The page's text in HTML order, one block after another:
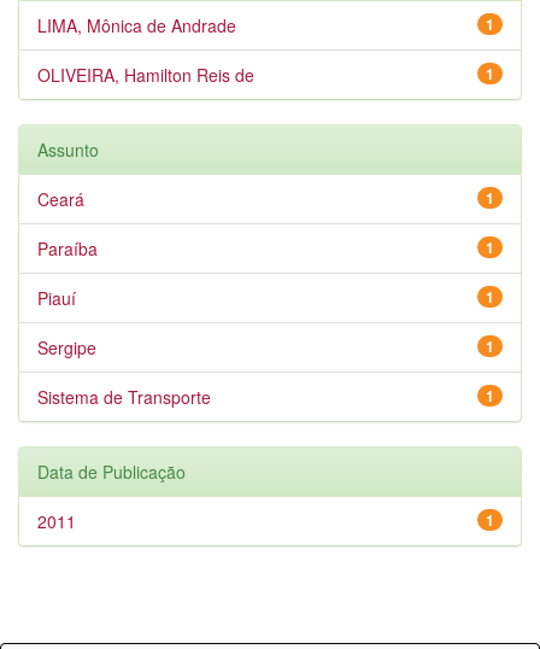
1
LIMA, Mônica de Andrade
1
OLIVEIRA, Hamilton Reis de
Assunto
1
Ceará
1
Paraíba
1
Piauí
1
Sergipe
1
Sistema de Transporte
Data de Publicação
1
2011